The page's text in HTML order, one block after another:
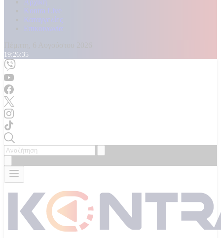
Αρχική
Kontra Live
Καταγγελίες
Επικοινωνία
19:26:36